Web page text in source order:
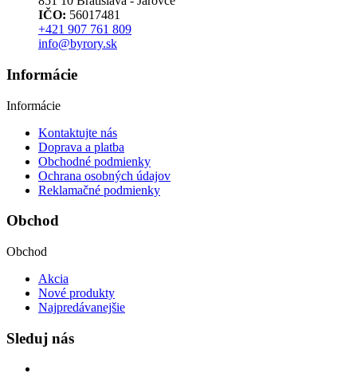
IČO: 56017481
+421 907 761 809
info@byrory.sk
Informácie
Informácie
Kontaktujte nás
Doprava a platba
Obchodné podmienky
Ochrana osobných údajov
Reklamačné podmienky
Obchod
Obchod
Akcia
Nové produkty
Najpredávanejšie
Sleduj nás